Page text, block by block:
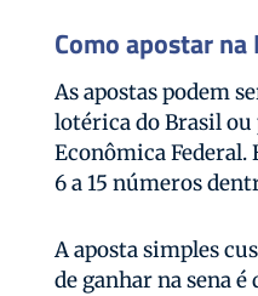
Como apostar na
As apostas podem
lotérica do Brasil ou
Econômica Federal.
6 a 15 números
A aposta simples
de ganhar na sena é